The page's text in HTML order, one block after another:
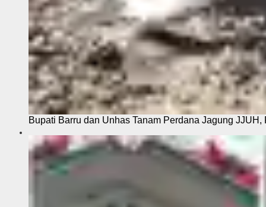
Bupati Barru dan Unhas Tanam Perdana Jagung